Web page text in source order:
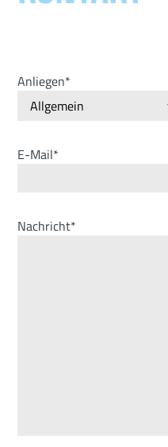
Anliegen*
E-Mail*
Nachricht*